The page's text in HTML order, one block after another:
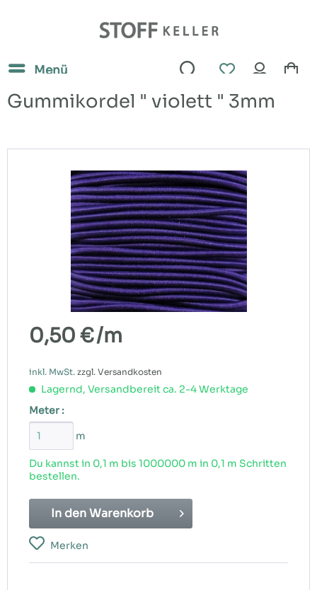
Menü
Gummikordel " violett " 3mm
0,50 €/m
inkl. MwSt. zzgl. Versandkosten
Lagernd, Versandbereit ca. 2-4 Werktage
Meter :
m
Du kannst in 0,1 m bis 1000000 m in 0,1 m Schritten
bestellen.
In den Warenkorb
Merken